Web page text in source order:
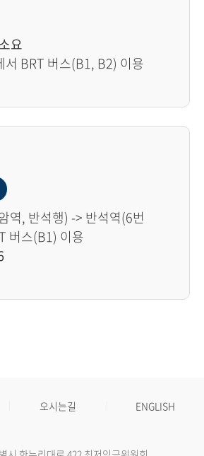
요
서 BRT 버스(B1, B2) 이용
역, 반석행) -> 반석역(6번
버스(B1) 이용
오시는길 ENGLISH